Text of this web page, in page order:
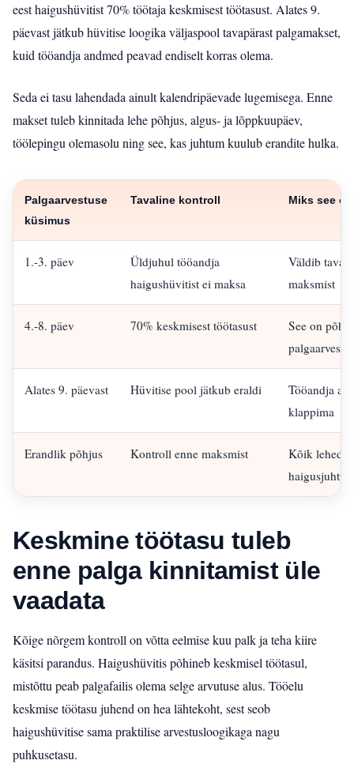
eest haigushüvitist 70% töötaja keskmisest töötasust. Alates 9.
päevast jätkub hüvitise loogika väljaspool tavapärast palgamakset,
kuid tööandja andmed peavad endiselt korras olema.
Seda ei tasu lahendada ainult kalendripäevade lugemisega. Enne
makset tuleb kinnitada lehe põhjus, algus- ja lõppkuupäev,
töölepingu olemasolu ning see, kas juhtum kuulub erandite hulka.
Palgaarvestuse
küsimus
Tavaline kontroll Miks see
1.-3. päev
Üldjuhul tööandja
haigushüvitist ei maksa
Väldib
maksmist
4.-8. päev 70% keskmisest töötasust
See on
Alates 9. päevast Hüvitise pool jätkub eraldi
Tööandja
klappima
Erandlik põhjus Kontroll enne maksmist
Kõik lehed
Keskmine töötasu tuleb
enne palga kinnitamist üle
vaadata
Kõige nõrgem kontroll on võtta eelmise kuu palk ja teha kiire
käsitsi parandus. Haigushüvitis põhineb keskmisel töötasul,
mistõttu peab palgafailis olema selge arvutuse alus. Tööelu
keskmise töötasu juhend on hea lähtekoht, sest seob
haigushüvitise sama praktilise arvestusloogikaga nagu
puhkusetasu.